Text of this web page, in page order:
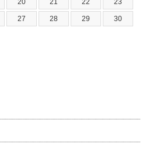
20 21 22 23
27 28 29 30